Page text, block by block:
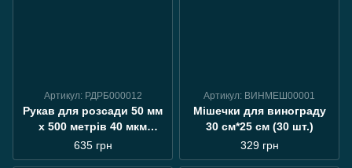
Артикул: РДРБ000012
Рукав для розсади 50 мм
х 500 метрів 40 мкм
(білий)
635 грн
Артикул: ВИНМЕШ00001
Мішечки для винограду
30 см*25 см (30 шт.)
329 грн